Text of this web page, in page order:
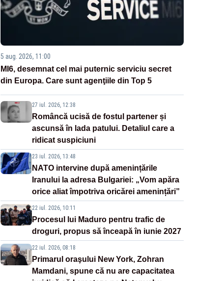
5 aug. 2026, 11:00
MI6, desemnat cel mai puternic serviciu secret
din Europa. Care sunt agenţiile din Top 5
27 iul. 2026, 12:38
Româncă ucisă de fostul partener și
ascunsă în lada patului. Detaliul care a
ridicat suspiciuni
23 iul. 2026, 13:48
NATO intervine după amenințările
Iranului la adresa Bulgariei: „Vom apăra
orice aliat împotriva oricărei amenințări”
22 iul. 2026, 10:11
Procesul lui Maduro pentru trafic de
droguri, propus să înceapă în iunie 2027
22 iul. 2026, 08:18
Primarul oraşului New York, Zohran
Mamdani, spune că nu are capacitatea